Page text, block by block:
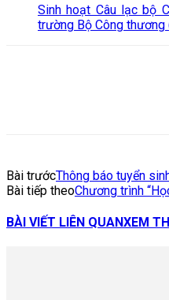
Sinh hoạt Câu lạc bộ
trường Bộ Công thương
Bài trướcThông báo tuyển
Bài tiếp theoChương trình
BÀI VIẾT LIÊN QUANXEM